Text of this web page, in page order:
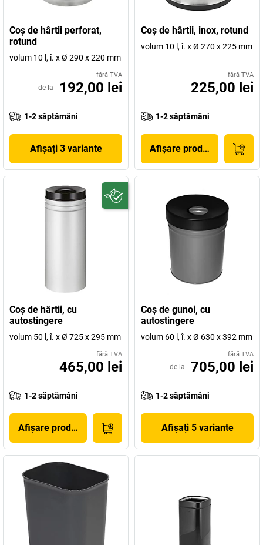
Coş de hârtii perforat,
rotund
volum 10 l, î. x Ø 290 x 220 mm
fără TVA
de la 192,00 lei
1-2 săptămâni
Afișați 3 variante
Coş de hârtii, inox, rotund
volum 10 l, î. x Ø 270 x 225 mm
fără TVA
225,00 lei
1-2 săptămâni
Afișare produs
Coş de hârtii, cu
autostingere
volum 50 l, î. x Ø 725 x 295 mm
fără TVA
465,00 lei
1-2 săptămâni
Afișare produs
Coş de gunoi, cu
autostingere
volum 60 l, î. x Ø 630 x 392 mm
fără TVA
de la 705,00 lei
1-2 săptămâni
Afișați 5 variante